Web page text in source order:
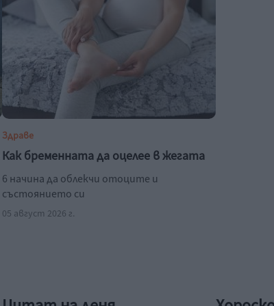
Здраве
Как бременната да оцелее в жегата
6 начина да облекчи отоците и
състоянието си
05 август 2026 г.